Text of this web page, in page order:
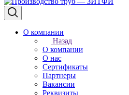
О компании
Назад
О компании
О нас
Сертификаты
Партнеры
Вакансии
Реквизиты